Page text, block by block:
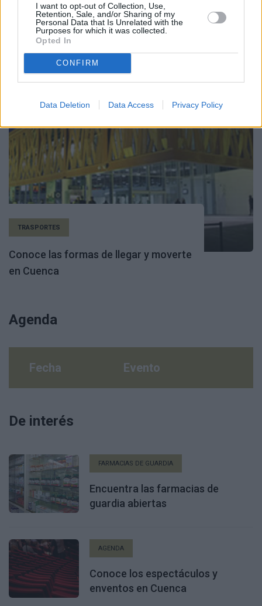
I want to opt-out of Collection, Use,
Retention, Sale, and/or Sharing of my
Personal Data that Is Unrelated with the
Purposes for which it was collected.
Opted In
CONFIRM
Data Deletion Data Access Privacy Policy
TRASPORTES
Conoce las formas de llegar y moverte
en Cuenca
Agenda
Fecha Evento
De interés
FARMACIAS DE GUARDIA
Encuentra las farmacias de
guardia abiertas
AGENDA
Conoce los espectáculos y
enventos en Cuenca